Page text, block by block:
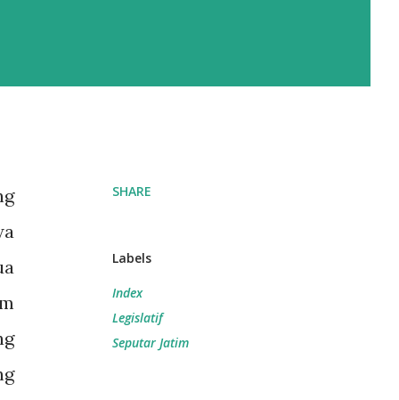
SHARE
Labels
Index
Legislatif
Seputar Jatim